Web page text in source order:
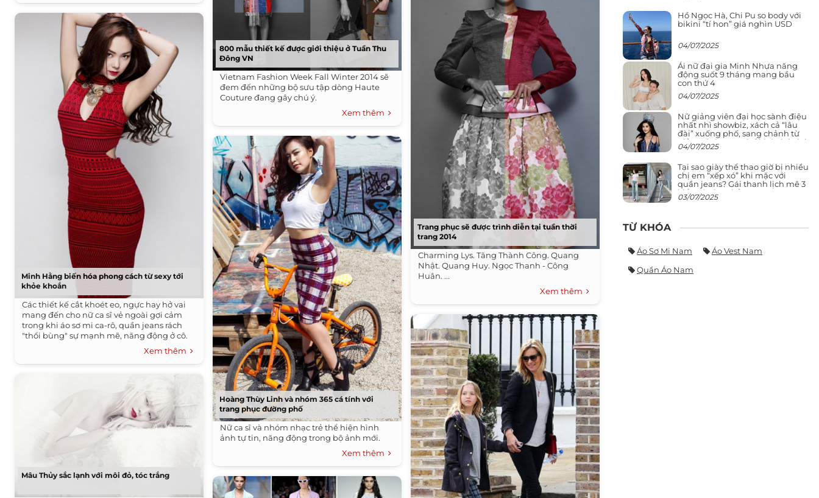
Minh Hằng biến hóa phong cách từ sexy tới
khỏe khoắn
Các thiết kế cắt khoét eo, ngực hay hở vai
mang đến cho nữ ca sĩ vẻ ngoài gợi cảm
trong khi áo sơ mi ca-rô, quần jeans rách
"thổi bùng" sự mạnh mẽ, năng động ở cô.
Xem thêm
Mâu Thủy sắc lạnh với môi đỏ, tóc trắng
800 mẫu thiết kế được giới thiệu ở Tuần Thu
Đông VN
Vietnam Fashion Week Fall Winter 2014 sẽ
đem đến những bộ sưu tập dòng Haute
Couture đang gây chú ý.
Xem thêm
Hoàng Thùy Linh và nhóm 365 cá tính với
trang phục đường phố
Nữ ca sĩ và nhóm nhạc trẻ thể hiện hình
ảnh tự tin, năng động trong bộ ảnh mới.
Xem thêm
Trang phục sẽ được trình diễn tại tuần thời
trang 2014
Charming Lys. Tăng Thành Công. Quang
Nhật. Quang Huy. Ngọc Thanh - Công
Huân. ...
Xem thêm
Hồ Ngọc Hà, Chi Pu so body với
bikini “tí hon” giá nghìn USD
04/07/2025
Ái nữ đại gia Minh Nhựa năng
động suốt 9 tháng mang bầu
con thứ 4
04/07/2025
Nữ giảng viên đại học sành điệu
nhất nhì showbiz, xách cả “lâu
đài” xuống phố, sang chảnh từ
giảng đường ra phố khó ai đọ lại
04/07/2025
Tại sao giày thể thao giờ bị nhiều
chị em “xếp xó” khi mặc với
quần jeans? Gái thanh lịch mê 3
kiểu này hơn hẳn
03/07/2025
TỪ KHÓA
Áo Sơ Mi Nam
Áo Vest Nam
Quần Áo Nam